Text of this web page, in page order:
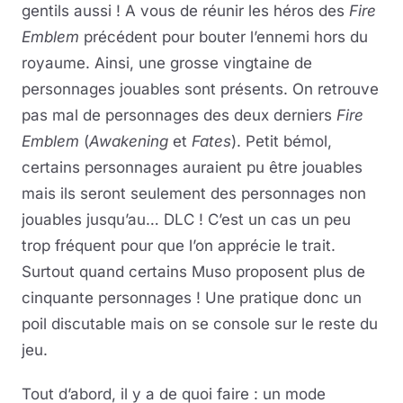
gentils aussi ! A vous de réunir les héros des Fire
Emblem précédent pour bouter l’ennemi hors du
royaume. Ainsi, une grosse vingtaine de
personnages jouables sont présents. On retrouve
pas mal de personnages des deux derniers Fire
Emblem (Awakening et Fates). Petit bémol,
certains personnages auraient pu être jouables
mais ils seront seulement des personnages non
jouables jusqu’au… DLC ! C’est un cas un peu
trop fréquent pour que l’on apprécie le trait.
Surtout quand certains Muso proposent plus de
cinquante personnages ! Une pratique donc un
poil discutable mais on se console sur le reste du
jeu.
Tout d’abord, il y a de quoi faire : un mode